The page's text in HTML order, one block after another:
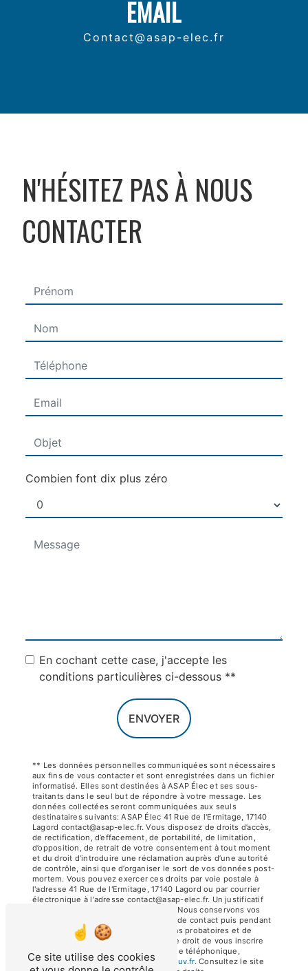
EMAIL
contact@asap-elec.fr
N'HÉSITEZ PAS À NOUS
CONTACTER
Combien font dix plus zéro
En cochant cette case, j'accepte les
conditions particulières ci-dessous **
ENVOYER
** Les données personnelles communiquées sont nécessaires
aux fins de vous contacter et sont enregistrées dans un fichier
informatisé. Elles sont destinées à ASAP Élec et ses sous-
traitants dans le seul but de répondre à votre message. Les
données collectées seront communiquées aux seuls
destinataires suivants: ASAP Élec 41 Rue de l'Ermitage, 17140
Lagord contact@asap-elec.fr. Vous disposez de droits d’accès,
de rectification, d’effacement, de portabilité, de limitation,
d’opposition, de retrait de votre consentement à tout moment
et du droit d’introduire une réclamation auprès d’une autorité
de contrôle, ainsi que d’organiser le sort de vos données post-
mortem. Vous pouvez exercer ces droits par voie postale à
l'adresse 41 Rue de l'Ermitage, 17140 Lagord ou par courrier
électronique à l'adresse contact@asap-elec.fr. Un justificatif
d'identité pourra vous être demandé. Nous conservons vos
données pendant la période de prise de contact puis pendant
la durée de prescription légale aux fins probatoires et de
gestion des contentieux. Vous avez le droit de vous inscrire
sur la liste d'opposition au démarchage téléphonique,
disponible à cette adresse: Bloctel.gouv.fr. Consultez le site
Ce site utilise des cookies